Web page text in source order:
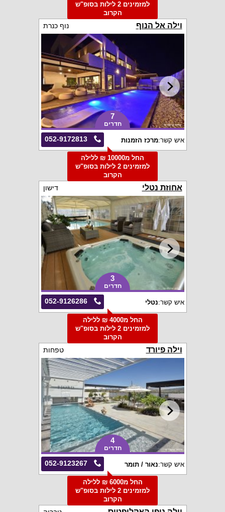
למזמינים 2 לילות בסופ"ש
הקרוב
וילה אל הנוף נוף כנרת
7
חדרים
052-9172813 איש קשר:מרכז הזמנות
החל מ10000 ₪ ללילה
למזמינים 2 לילות בסופ"ש
הקרוב
אחוזת נטלי דישון
3
חדרים
052-9126286 איש קשר:נטלי
החל מ4000 ₪ ללילה
למזמינים 2 לילות בסופ"ש
הקרוב
וילה פיורד טפחות
4
חדרים
052-9123267 איש קשר:נאור / תומר
החל מ6000 ₪ ללילה
למזמינים 2 לילות בסופ"ש
הקרוב